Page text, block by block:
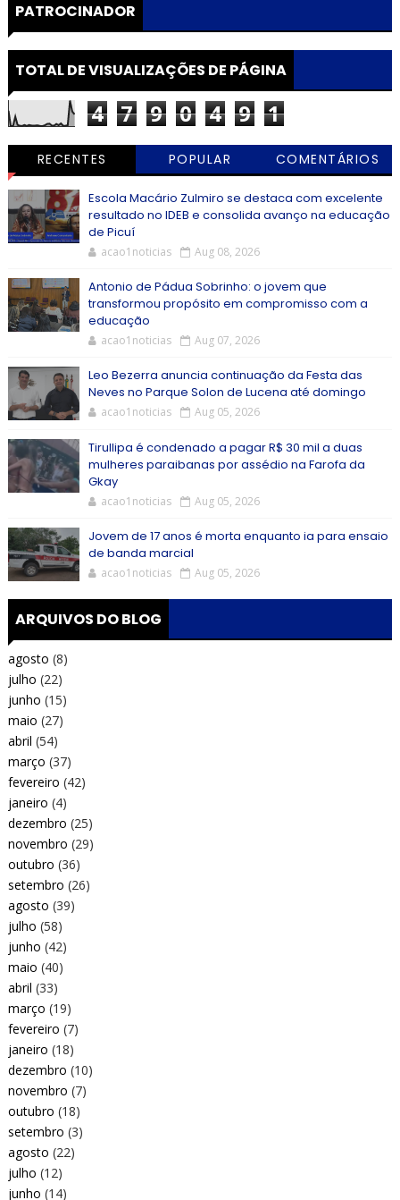
PATROCINADOR
TOTAL DE VISUALIZAÇÕES DE PÁGINA
4 7 9 0 4 9 1
RECENTES POPULAR COMENTÁRIOS
Escola Macário Zulmiro se destaca com excelente
resultado no IDEB e consolida avanço na educação
de Picuí
acao1noticias Aug 08, 2026
Antonio de Pádua Sobrinho: o jovem que
transformou propósito em compromisso com a
educação
acao1noticias Aug 07, 2026
Leo Bezerra anuncia continuação da Festa das
Neves no Parque Solon de Lucena até domingo
acao1noticias Aug 05, 2026
Tirullipa é condenado a pagar R$ 30 mil a duas
mulheres paraibanas por assédio na Farofa da
Gkay
acao1noticias Aug 05, 2026
Jovem de 17 anos é morta enquanto ia para ensaio
de banda marcial
acao1noticias Aug 05, 2026
ARQUIVOS DO BLOG
agosto (8)
julho (22)
junho (15)
maio (27)
abril (54)
março (37)
fevereiro (42)
janeiro (4)
dezembro (25)
novembro (29)
outubro (36)
setembro (26)
agosto (39)
julho (58)
junho (42)
maio (40)
abril (33)
março (19)
fevereiro (7)
janeiro (18)
dezembro (10)
novembro (7)
outubro (18)
setembro (3)
agosto (22)
julho (12)
junho (14)